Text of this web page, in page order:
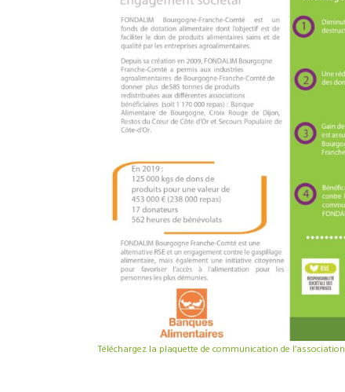
Téléchargez la plaquette de communication de l’association